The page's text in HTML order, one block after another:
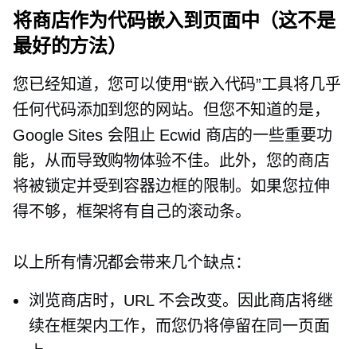
将商店作为代码嵌入到页面中（这不是
最好的方法）
您已经知道，您可以使用“嵌入代码”工具将几乎
任何代码添加到您的网站。但您不知道的是，
Google Sites 会阻止 Ecwid 商店的一些重要功
能，从而导致购物体验不佳。此外，您的商店
将被锁定并受到容器边框的限制。如果您拉伸
得不够，框架将有自己的滚动条。
以上所有情况都会带来几个缺点：
浏览商店时，URL 不会改变。因此商店将继
续在框架内工作，而您仍将停留在同一页面